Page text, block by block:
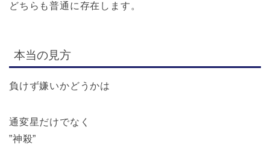
どちらも普通に存在します。
本当の見方
負けず嫌いかどうかは
通変星だけでなく
”神殺”